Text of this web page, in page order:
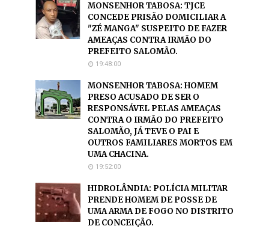
MONSENHOR TABOSA: TJCE
CONCEDE PRISÃO DOMICILIAR A
"ZÉ MANGA" SUSPEITO DE FAZER
AMEAÇAS CONTRA IRMÃO DO
PREFEITO SALOMÃO.
19:48:00
MONSENHOR TABOSA: HOMEM
PRESO ACUSADO DE SER O
RESPONSÁVEL PELAS AMEAÇAS
CONTRA O IRMÃO DO PREFEITO
SALOMÃO, JÁ TEVE O PAI E
OUTROS FAMILIARES MORTOS EM
UMA CHACINA.
19:52:00
HIDROLÂNDIA: POLÍCIA MILITAR
PRENDE HOMEM DE POSSE DE
UMA ARMA DE FOGO NO DISTRITO
DE CONCEIÇÃO.